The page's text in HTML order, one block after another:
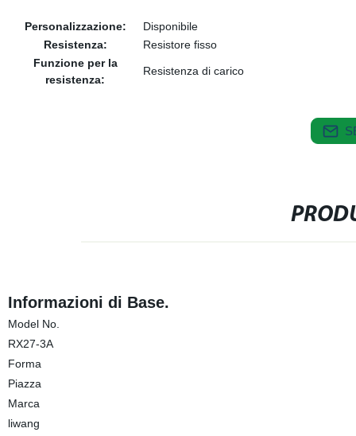
Personalizzazione:
Disponibile
Resistenza:
Resistore fisso
Funzione per la
resistenza:
Resistenza di carico
Informazioni di Base.
Model No.
RX27-3A
Forma
Piazza
Marca
liwang